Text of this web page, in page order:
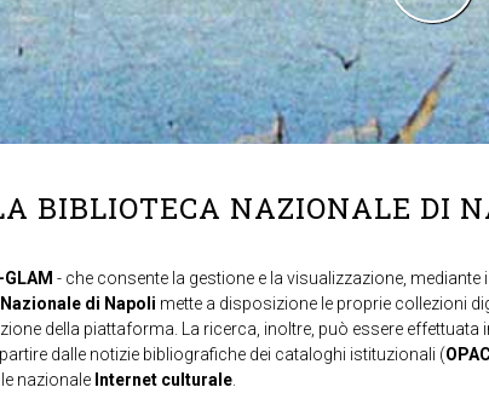
BIBLIOTECA NAZIONALE DI
- che consente la gestione e la visualizzazione,
di Napoli mette a disposizione le proprie collezioni
della piattaforma. La ricerca, inoltre, può essere
dalle notizie bibliografiche dei cataloghi istituzionali (
nazionale Internet culturale.